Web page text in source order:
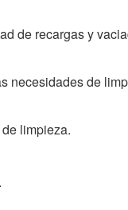
de recargas y
necesidades de
limpieza.